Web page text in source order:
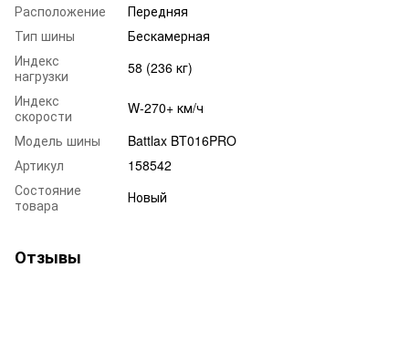
Расположение
Передняя
Тип шины
Бескамерная
Индекс
нагрузки
58 (236 кг)
Индекс
скорости
W-270+ км/ч
Модель шины
Battlax BT016PRO
Артикул
158542
Состояние
товара
Новый
Отзывы